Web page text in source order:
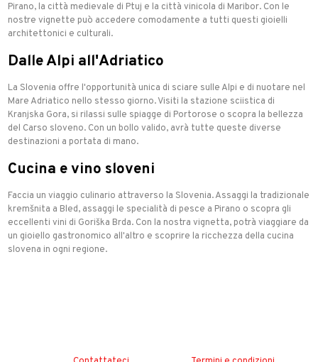
Pirano, la città medievale di Ptuj e la città vinicola di Maribor. Con le
nostre vignette può accedere comodamente a tutti questi gioielli
architettonici e culturali.
Dalle Alpi all'Adriatico
La Slovenia offre l'opportunità unica di sciare sulle Alpi e di nuotare nel
Mare Adriatico nello stesso giorno. Visiti la stazione sciistica di
Kranjska Gora, si rilassi sulle spiagge di Portorose o scopra la bellezza
del Carso sloveno. Con un bollo valido, avrà tutte queste diverse
destinazioni a portata di mano.
Cucina e vino sloveni
Faccia un viaggio culinario attraverso la Slovenia. Assaggi la tradizionale
kremšnita a Bled, assaggi le specialità di pesce a Pirano o scopra gli
eccellenti vini di Goriška Brda. Con la nostra vignetta, potrà viaggiare da
un gioiello gastronomico all'altro e scoprire la ricchezza della cucina
slovena in ogni regione.